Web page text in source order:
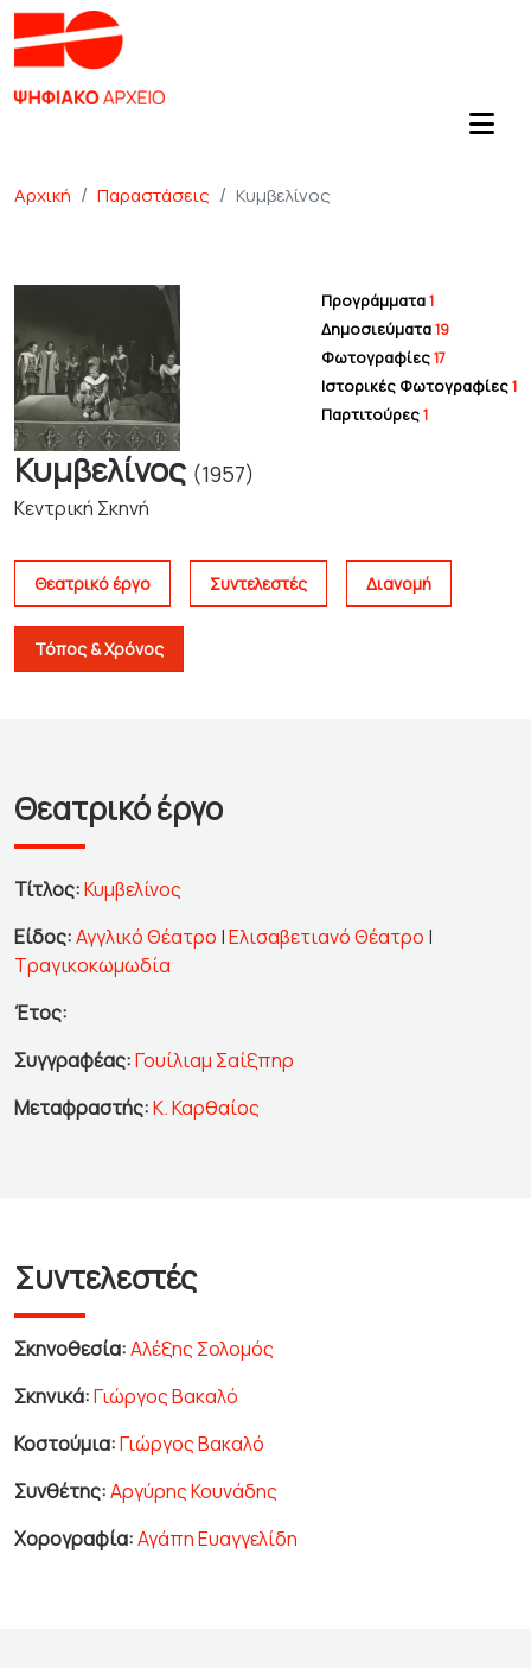
Αρχική Παραστάσεις Κυμβελίνος
Προγράμματα 1
Δημοσιεύματα 19
Φωτογραφίες 17
Ιστορικές Φωτογραφίες 1
Παρτιτούρες 1
Κυμβελίνος (1957)
Κεντρική Σκηνή
Θεατρικό έργο Συντελεστές Διανομή
Τόπος & Χρόνος
Θεατρικό έργο
Τίτλος:Κυμβελίνος
Είδος:Αγγλικό Θέατρο |Ελισαβετιανό Θέατρο |
Τραγικοκωμωδία
Έτος:
Συγγραφέας:Γουίλιαμ Σαίξπηρ
Μεταφραστής:Κ. Καρθαίος
Συντελεστές
Σκηνοθεσία:Αλέξης Σολομός
Σκηνικά:Γιώργος Βακαλό
Κοστούμια:Γιώργος Βακαλό
Συνθέτης:Αργύρης Κουνάδης
Χορογραφία:Αγάπη Ευαγγελίδη